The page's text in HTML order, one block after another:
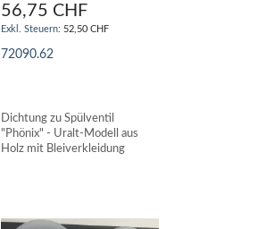
56,75 CHF
52,50 CHF
72090.62
Dichtung zu Spülventil
"Phönix" - Uralt-Modell aus
Holz mit Bleiverkleidung